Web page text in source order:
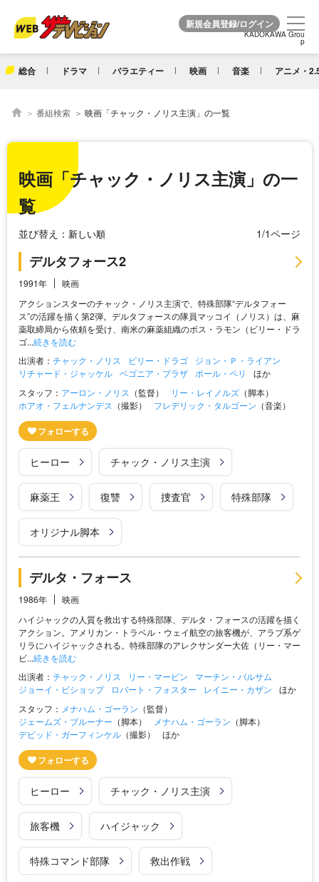
KADOKAWA Grou
p
総合 ドラマ バラエティー 映画 音楽 アニメ・
KADOKAWA Grou
p
番組検索 映画「チャック・ノリス主演」の一覧
映画「チャック・ノリス主演」の一
覧
並び替え： 1/1ページ
デルタフォース2
1991年
映画
アクションスターのチャック・ノリス主演で、特殊部隊“デルタフォー
ス”の活躍を描く第2弾。デルタフォースの隊員マッコイ（ノリス）は、麻
薬取締局から依頼を受け、南米の麻薬組織のボス・ラモン（ビリー・ドラ
ゴ...続きを読む
出演者： チャック・ノリス ビリー・ドラゴ
ジョン・Ｐ・ライアン
リチャード・ジャッケル ベゴニア・プラザ ポール・ペリ
ほか
スタッフ： アーロン・ノリス （監督） リー・レイノルズ （脚本）
ホアオ・フェルナンデス （撮影） フレデリック・タルゴーン （音楽）
ヒーロー チャック・ノリス主演
麻薬王 復讐 捜査官 特殊部隊
オリジナル脚本
デルタ・フォース
1986年
映画
ハイジャックの人質を救出する特殊部隊、デルタ・フォースの活躍を描く
アクション。アメリカン・トラベル・ウェイ航空の旅客機が、アラブ系ゲ
リラにハイジャックされる。特殊部隊のアレクサンダー大佐（リー・マー
ビ...続きを読む
出演者： チャック・ノリス リー・マービン
マーチン・バルサム
ジョーイ・ビショップ
ロバート・フォスター レイニー・カザン
ほか
スタッフ： メナハム・ゴーラン （監督）
ジェームズ・ブルーナー （脚本） メナハム・ゴーラン （脚本）
デビッド・ガーフィンケル （撮影） ほか
ヒーロー チャック・ノリス主演
旅客機 ハイジャック
特殊コマンド部隊 救出作戦